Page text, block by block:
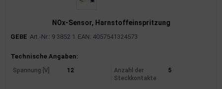
NOx-Sensor, Harnstoffeinspritzung
GEBE Art.-Nr.: 9 3852 1 EAN: 4057541324573
Produktinformationen
Technische Angaben:
Spannung [V] 12
Anzahl der
Steckkontakte
5